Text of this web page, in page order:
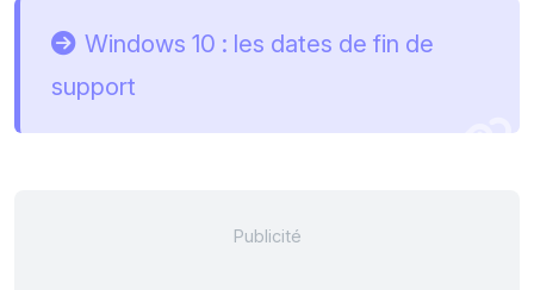
Windows 10 : les dates de fin de
support